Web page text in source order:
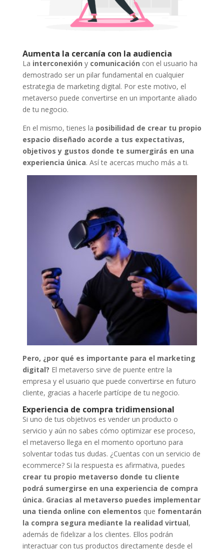
Aumenta la cercanía con la audiencia
La interconexión y comunicación con el usuario ha
demostrado ser un pilar fundamental en cualquier
estrategia de marketing digital. Por este motivo, el
metaverso puede convertirse en un importante aliado
de tu negocio.
En el mismo, tienes la posibilidad de crear tu propio
espacio diseñado acorde a tus expectativas,
objetivos y gustos donde te sumergirás en una
experiencia única. Así te acercas mucho más a ti.
Pero, ¿por qué es importante para el marketing
digital? El metaverso sirve de puente entre la
empresa y el usuario que puede convertirse en futuro
cliente, gracias a hacerle partícipe de tu negocio.
Experiencia de compra tridimensional
Si uno de tus objetivos es vender un producto o
servicio y aún no sabes cómo optimizar ese proceso,
el metaverso llega en el momento oportuno para
solventar todas tus dudas. ¿Cuentas con un servicio de
ecommerce? Si la respuesta es afirmativa, puedes
crear tu propio metaverso donde tu cliente
podrá sumergirse en una experiencia de compra
única. Gracias al metaverso puedes implementar
una tienda online con elementos que fomentarán
la compra segura mediante la realidad virtual,
además de fidelizar a los clientes. Ellos podrán
interactuar con tus productos directamente desde el